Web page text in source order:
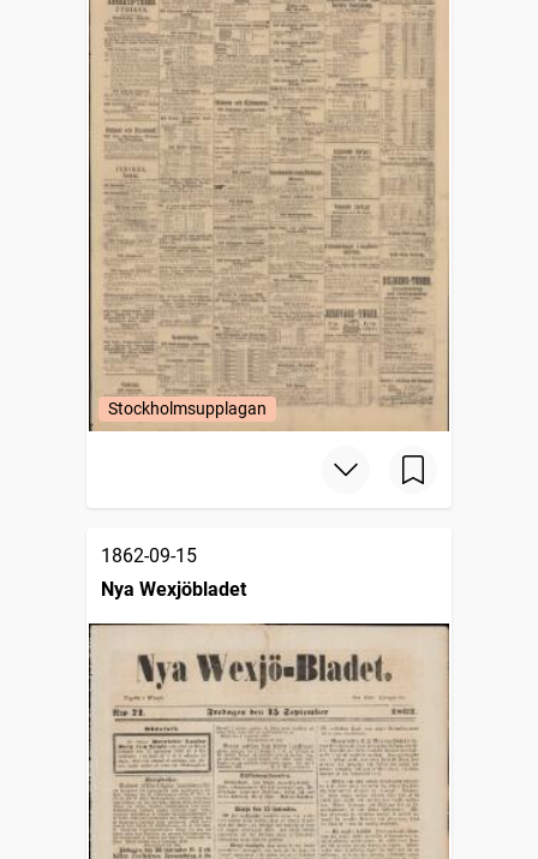
Stockholmsupplagan
1862-09-15
Nya Wexjöbladet